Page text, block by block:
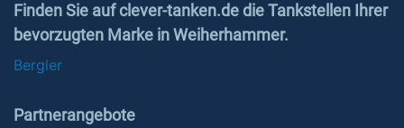
Finden Sie auf clever-tanken.de die Tankstellen Ihrer
bevorzugten Marke in Weiherhammer.
Bergler
Partnerangebote